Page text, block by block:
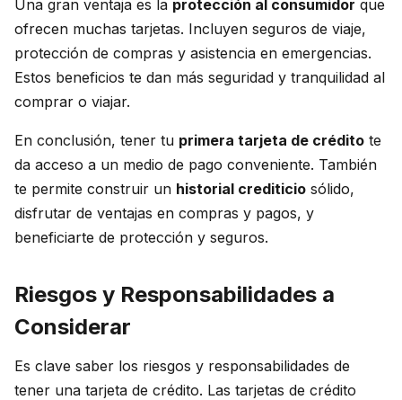
Una gran ventaja es la protección al consumidor que
ofrecen muchas tarjetas. Incluyen seguros de viaje,
protección de compras y asistencia en emergencias.
Estos beneficios te dan más seguridad y tranquilidad al
comprar o viajar.
En conclusión, tener tu primera tarjeta de crédito te
da acceso a un medio de pago conveniente. También
te permite construir un historial crediticio sólido,
disfrutar de ventajas en compras y pagos, y
beneficiarte de protección y seguros.
Riesgos y Responsabilidades a
Considerar
Es clave saber los riesgos y responsabilidades de
tener una tarjeta de crédito. Las tarjetas de crédito